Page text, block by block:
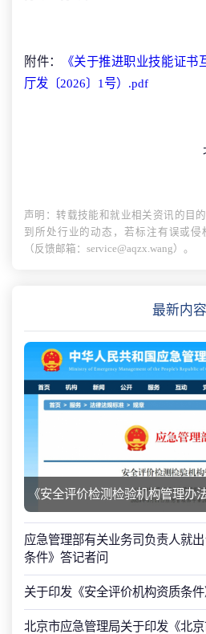
附件：
《关于推进职业技能证
厅发〔2026〕1号）.pdf
声明：转载技能和就业相关资讯的目
到所处行业的动态，若标注有误或
（反馈邮箱：service@aqzx.wang）。
最新内容
《安全评价检测检验机构管理办
应急管理部有关业务司负责人就
条件》答记者问
关于印发《安全评价机构资质条
北京市应急管理局关于印发《北